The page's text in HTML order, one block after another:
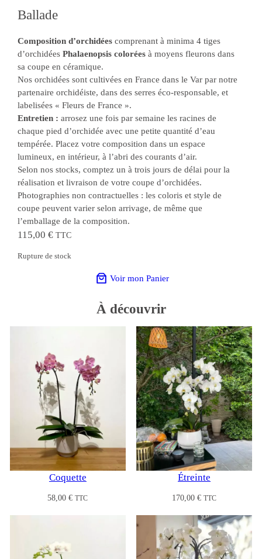
Ballade
Composition d’orchidées comprenant à minima 4 tiges
d’orchidéesPhalaenopsis colorées à moyens fleurons dans
sa coupe en céramique.
Nos orchidées sont cultivées en France dans le Var par notre
partenaire orchidéiste, dans des serres éco-responsable, et
labelisées « Fleurs de France ».
Entretien : arrosez une fois par semaine les racines de
chaque pied d’orchidée avec une petite quantité d’eau
tempérée. Placez votre composition dans un espace
lumineux, en intérieur, à l’abri des courants d’air.
Selon nos stocks, comptez un à trois jours de délai pour la
réalisation et livraison de votre coupe d’orchidées.
Photographies non contractuelles : les coloris et style de
coupe peuvent varier selon arrivage, de même que
l’emballage de la composition.
115,00€ TTC
Rupture de stock
Voir mon Panier
À découvrir
Coquette
58,00€ TTC
Étreinte
170,00€ TTC